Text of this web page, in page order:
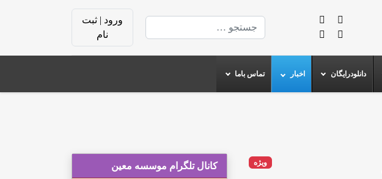
ورود | ثبت
نام
دانلودرایگان اخبار تماس باما
ویژه کانال تلگرام موسسه معین